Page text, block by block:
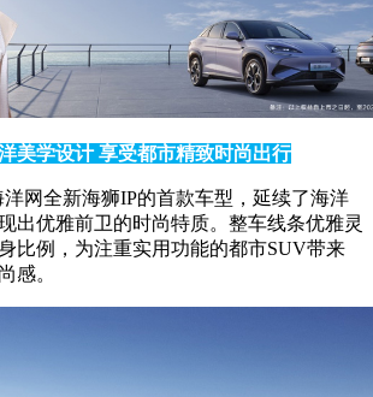
美学设计 享受都市精致时尚出行
网全新海狮IP的首款车型，延续了海洋
出优雅前卫的时尚特质。整车线条优雅灵
比例，为注重实用功能的都市SUV带来
感。